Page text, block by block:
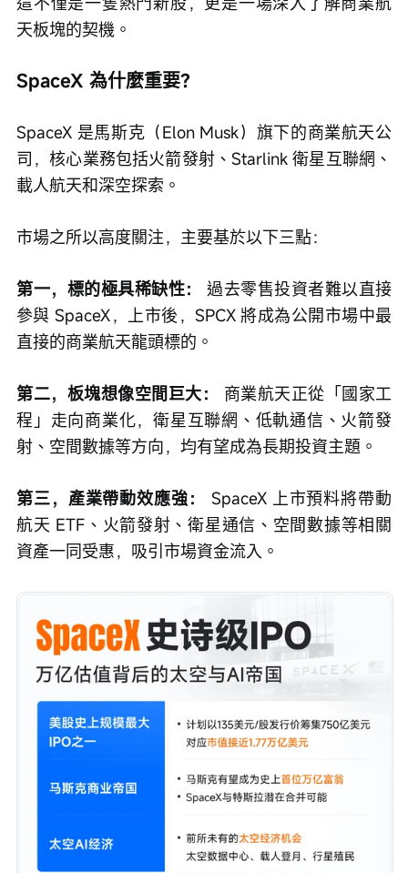
天板塊的契機。
SpaceX 為什麼重要？
SpaceX 是馬斯克（Elon Musk）旗下的商業航天公
司，核心業務包括火箭發射、Starlink 衛星互聯網、
載人航天和深空探索。
市場之所以高度關注，主要基於以下三點：
第一，標的極具稀缺性：
過去零售投資者難以直接
參與 SpaceX，上市後，SPCX 將成為公開市場中最
直接的商業航天龍頭標的。
第二，板塊想像空間巨大：
商業航天正從「國家工
程」走向商業化，衛星互聯網、低軌通信、火箭發
射、空間數據等方向，均有望成為長期投資主題。
第三，產業帶動效應強：
SpaceX 上市預料將帶動
航天 ETF、火箭發射、衛星通信、空間數據等相關
資產一同受惠，吸引市場資金流入。